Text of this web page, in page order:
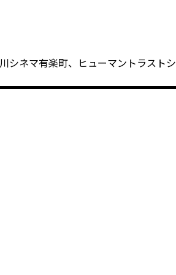
シネマ有楽町、ヒューマントラストシ